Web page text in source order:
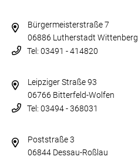
Bürgermeisterstraße 7
06886 Lutherstadt Wittenberg
Tel: 03491 - 414820
Leipziger Straße 93
06766 Bitterfeld-Wolfen
Tel: 03494 - 368031
Poststraße 3
06844 Dessau-Roßlau